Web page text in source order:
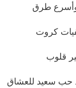
ظهور نتيجة الثانوية العامة 2023 وأسرع طرق
وخلفيات كروت
قلوب